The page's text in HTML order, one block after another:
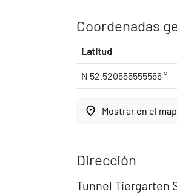
Coordenadas
Latitud
N 52.520555555556 °
place Mostrar en el
Dirección
Tunnel Tiergarten